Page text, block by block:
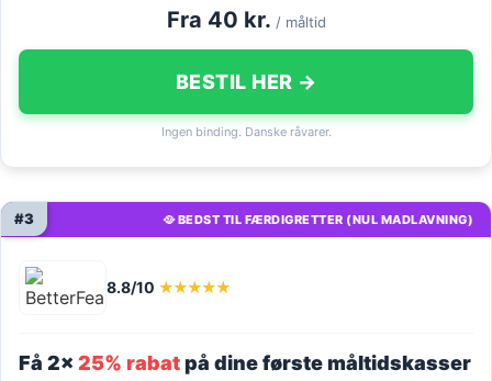
Fra 40 kr. / måltid
BESTIL HER →
Ingen binding. Danske råvarer.
🥘 BEDST TIL FÆRDIGRETTER (NUL MADLAVNING)
#3
8.8/10 ★★★★★
Få 2x 25% rabatpå dine første måltidskasser